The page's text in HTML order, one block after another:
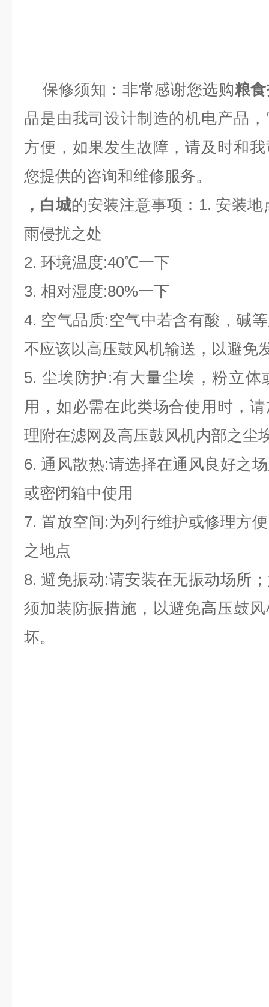
保修须知：非常感谢您选购粮
品是由我司设计制造的机电产品
方便，如果发生故障，请及时和
您提供的咨询和维修服务。
，白城的安装注意事项：1. 安装
雨侵扰之处
2. 环境温度:40℃一下
3. 相对湿度:80%一下
4. 空气品质:空气中若含有酸，碱
不应该以高压鼓风机输送，以避免
5. 尘埃防护:有大量尘埃，粉立体
用，如必需在此类场合使用时，
理附在滤网及高压鼓风机内部之尘
6. 通风散热:请选择在通风良好之
或密闭箱中使用
7. 置放空间:为列行维护或修理方
之地点
8. 避免振动:请安装在无振动场所
须加装防振措施，以避免高压鼓
坏。